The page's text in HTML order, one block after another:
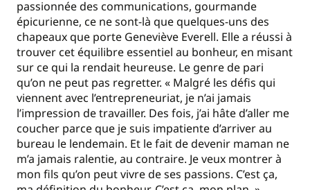
passionnée des communications, gourmande
épicurienne, ce ne sont-là que quelques-uns des
chapeaux que porte Geneviève Everell. Elle a réussi à
trouver cet équilibre essentiel au bonheur, en misant
sur ce qui la rendait heureuse. Le genre de pari
qu’on ne peut pas regretter. « Malgré les défis qui
viennent avec l’entrepreneuriat, je n’ai jamais
l’impression de travailler. Des fois, j’ai hâte d’aller me
coucher parce que je suis impatiente d’arriver au
bureau le lendemain. Et le fait de devenir maman ne
m’a jamais ralentie, au contraire. Je veux montrer à
mon fils qu’on peut vivre de ses passions. C’est ça,